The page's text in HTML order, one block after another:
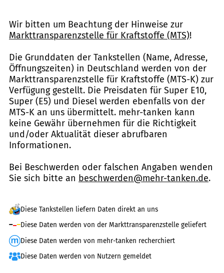
Wir bitten um Beachtung der Hinweise zur
Markttransparenzstelle für Kraftstoffe (MTS)!
Die Grunddaten der Tankstellen (Name, Adresse,
Öffnungszeiten) in Deutschland werden von der
Markttransparenzstelle für Kraftstoffe (MTS-K) zur
Verfügung gestellt. Die Preisdaten für Super E10,
Super (E5) und Diesel werden ebenfalls von der
MTS-K an uns übermittelt. mehr-tanken kann
keine Gewähr übernehmen für die Richtigkeit
und/oder Aktualität dieser abrufbaren
Informationen.
Bei Beschwerden oder falschen Angaben wenden
Sie sich bitte an beschwerden@mehr-tanken.de.
Diese Tankstellen liefern Daten direkt an uns
Diese Daten werden von der Markttransparenzstelle geliefert
Diese Daten werden von mehr-tanken recherchiert
Diese Daten werden von Nutzern gemeldet